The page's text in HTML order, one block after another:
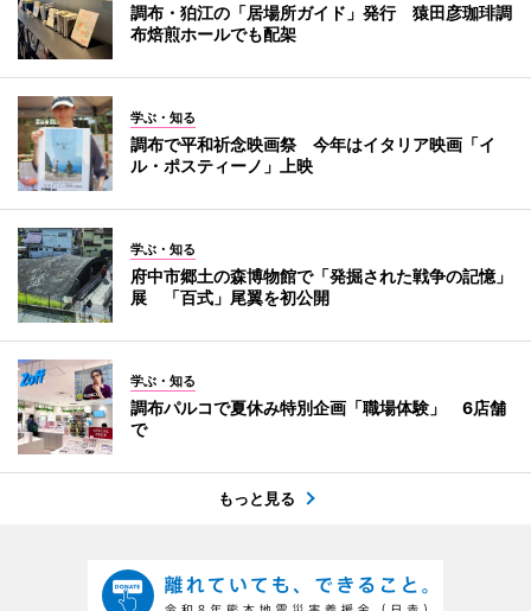
調布・狛江の「居場所ガイド」発行 猿田彦珈琲調
布焙煎ホールでも配架
学ぶ・知る
調布で平和祈念映画祭 今年はイタリア映画「イ
ル・ポスティーノ」上映
学ぶ・知る
府中市郷土の森博物館で「発掘された戦争の記憶」
展 「百式」尾翼を初公開
学ぶ・知る
調布パルコで夏休み特別企画「職場体験」 6店舗
で
もっと見る